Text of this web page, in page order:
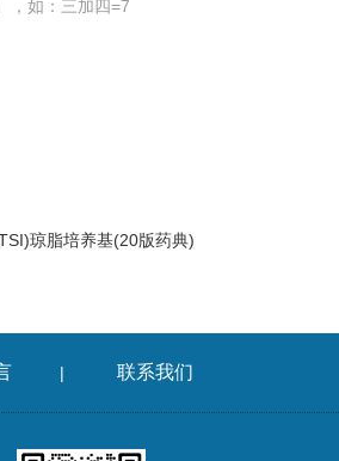
，如：三加四=7
琼脂培养基(20版药典)
| 联系我们